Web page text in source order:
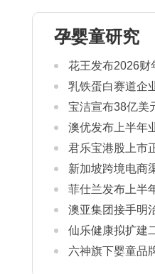
孕婴童研究
花王发布2026财
乳铁蛋白赛道企
宝洁宣布38亿美
澳优发布上半年
君乐宝港股上市
新加坡跨境电商
康证书通关要求
菲仕兰发布上半
澳亚集团接手明
仙乐健康拟扩建
六神旗下婴童品